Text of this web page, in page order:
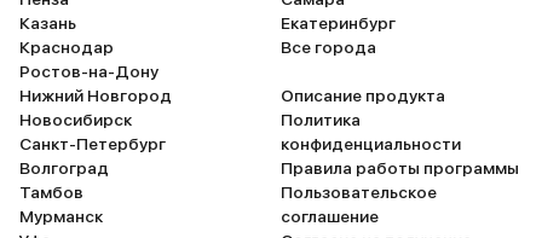
Казань
Краснодар
Ростов-на-Дону
Нижний Новгород
Новосибирск
Санкт-Петербург
Волгоград
Тамбов
Мурманск
Екатеринбург
Все города
Описание продукта
Политика
конфиденциальности
Правила работы программы
Пользовательское
соглашение